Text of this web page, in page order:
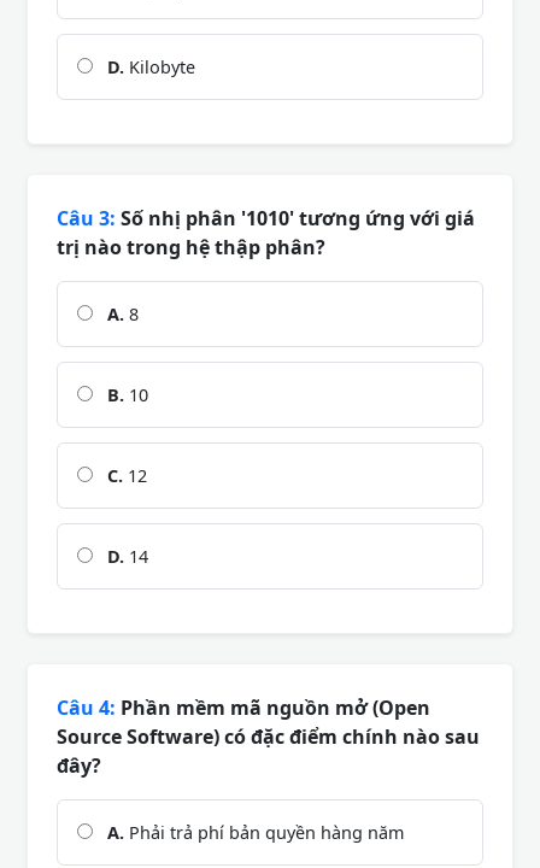
D. Kilobyte
Câu 3: Số nhị phân '1010' tương ứng với giá
trị nào trong hệ thập phân?
A. 8
B. 10
C. 12
D. 14
Câu 4: Phần mềm mã nguồn mở (Open
Source Software) có đặc điểm chính nào sau
đây?
A. Phải trả phí bản quyền hàng năm